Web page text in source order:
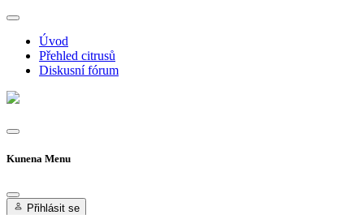
Úvod
Přehled citrusů
Diskusní fórum
Kunena Menu
Přihlásit se